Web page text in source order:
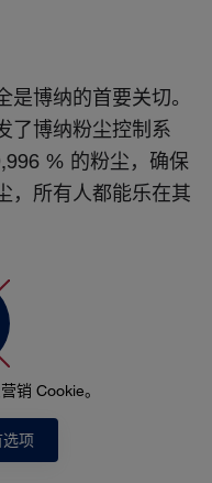
博纳的首要关切。
了博纳粉尘控制系
% 的粉尘，确保
，所有人都能乐在其
销 Cookie。
项